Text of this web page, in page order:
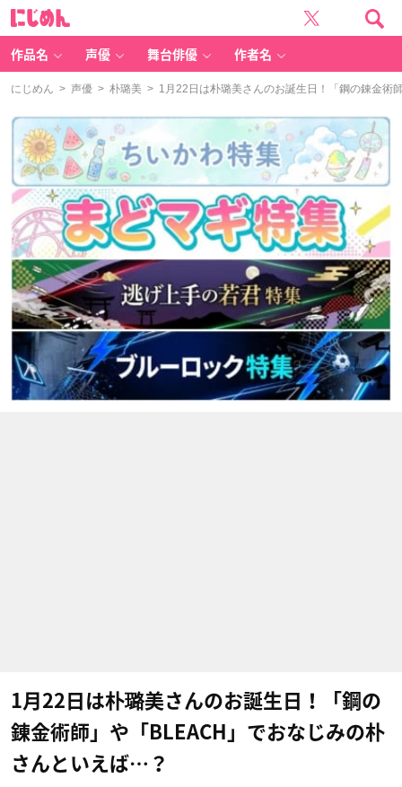
作品名 声優 舞台俳優 作者名
にじめん > 声優 > 朴璐美 > 1月22日は朴璐美さんのお誕生日！「鋼の錬金術
1月22日は朴璐美さんのお誕生日！「鋼の
錬金術師」や「BLEACH」でおなじみの朴
さんといえば…？